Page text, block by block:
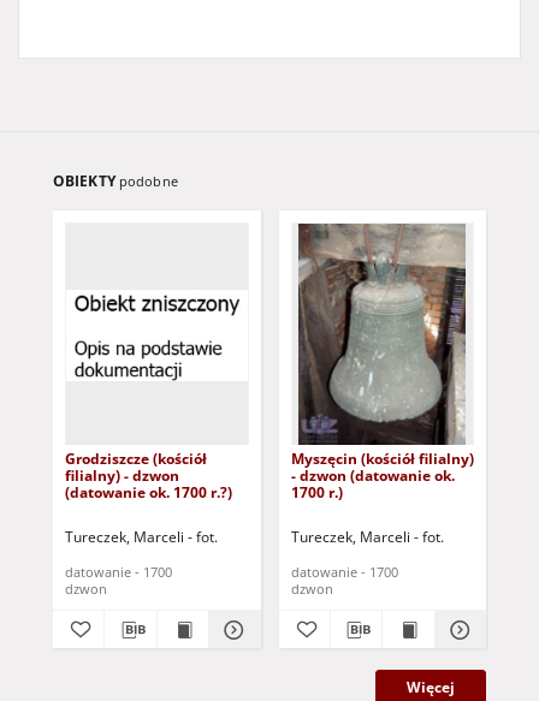
OBIEKTY podobne
Grodziszcze (kościół
filialny) - dzwon
(datowanie ok. 1700 r.?)
Tureczek, Marceli - fot.
datowanie - 1700
dzwon
Myszęcin (kościół filialny)
- dzwon (datowanie ok.
1700 r.)
Tureczek, Marceli - fot.
datowanie - 1700
dzwon
Więcej